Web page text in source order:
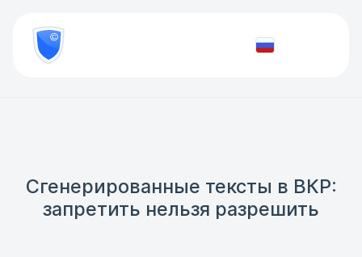
800
777-
81-Проверить
Сгенерированные тексты в ВКР:
запретить нельзя разрешить